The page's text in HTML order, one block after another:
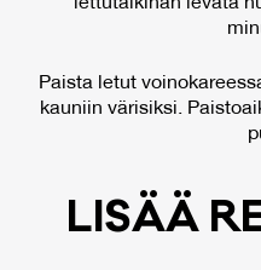
lettutaikinan levätä
Paista letut
kauniin värisiksi.
LI­SÄÄ